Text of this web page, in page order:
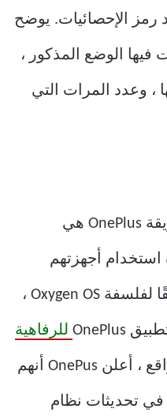
رمز الإحصائيات. يوضح
فيها الوضع المذكور ،
، وعدد المرات التي
كما ذكرنا من قبل ، فإن طريقة OnePlus هي
استخدام أجهزتهم
بشكل أفضل. ومع ذلك ، وفقًا لفلسفة Oxygen OS ،
للرفاهية
. في الواقع ، أعلن OnePus أنهم
في تحديثات نظام